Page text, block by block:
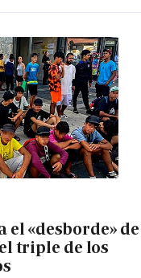
el «desborde» de
triple de los